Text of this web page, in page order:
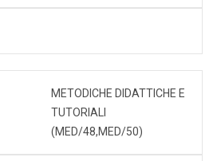
METODICHE DIDATTICHE E
TUTORIALI
(MED/48,MED/50)